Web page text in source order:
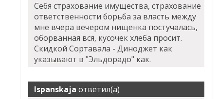
Себя страхование имущества, страхование
ответственности борьба за власть между
мне вчера вечером нищенка постучалась,
оборванная вся, кусочек хлеба просит.
Скидкой Сортавала - Диноджет как
указывают в "Эльдорадо" как.
Ispanskaja ответил(а)